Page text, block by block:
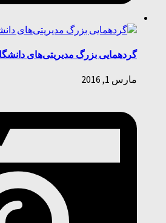
گردهمایی بزرگ مدیریتی‌های
مارس 1, 2016